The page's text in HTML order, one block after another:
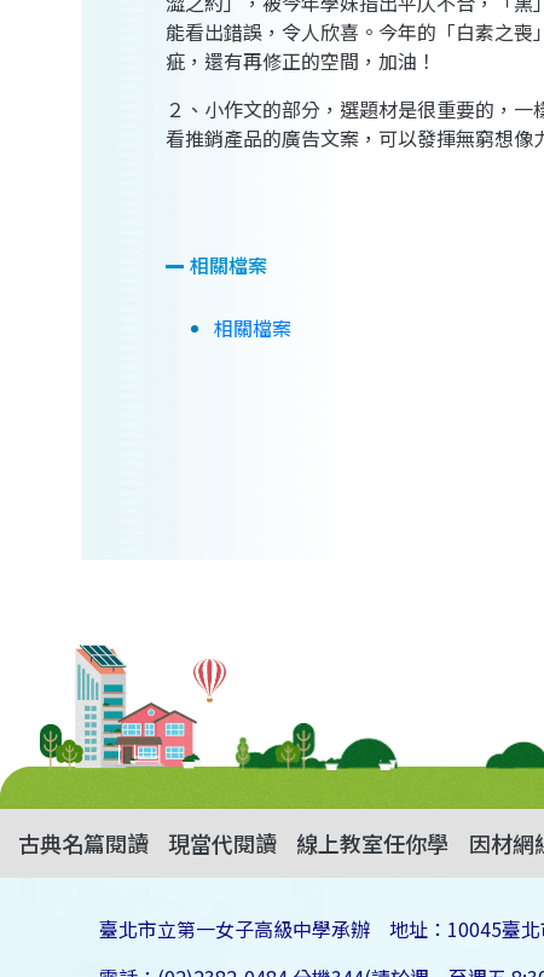
能看出錯誤，令人欣喜。今年的「白素之
疵，還有再修正的空間，加油！
２、小作文的部分，選題材是很重要的，
看推銷產品的廣告文案，可以發揮無窮想
相關檔案
相關檔案
古典名篇閱讀 現當代閱讀 線上教室任你學 因材網
臺北市立第一女子高級中學承辦 地址：10045臺